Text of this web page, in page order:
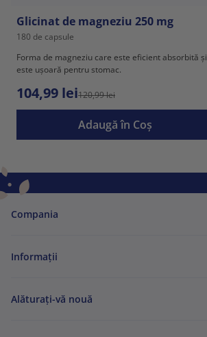
Glicinat de magneziu 250 mg
180 de capsule
Forma de magneziu care este eficient absorbită și
este ușoară pentru stomac.
104,99 lei120,99 lei
Adaugă în Coş
Compania
Informaţii
Alăturați-vă nouă